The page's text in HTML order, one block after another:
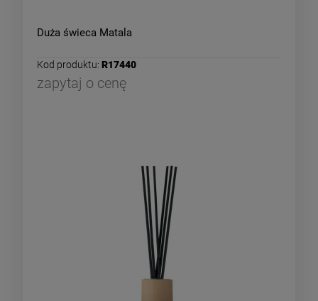
Duża świeca Matala
Kod produktu: R17440
zapytaj o cenę